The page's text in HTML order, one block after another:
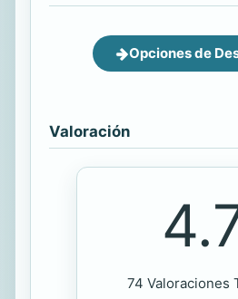
Opciones de
Valoración
74 Valoraciones